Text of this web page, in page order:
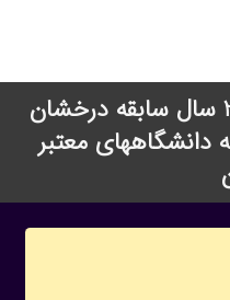
CIS Group با بیش از 30 سال سابقه درخشان
دانشگاههای معتبر